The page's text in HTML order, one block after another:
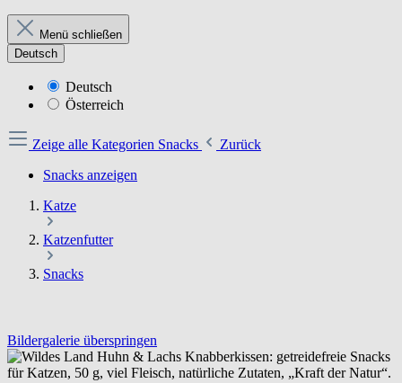
Menü schließen
Deutsch
Deutsch
Österreich
Zeige alle Kategorien Snacks
Zurück
Snacks anzeigen
Katze
Katzenfutter
Snacks
Bildergalerie überspringen